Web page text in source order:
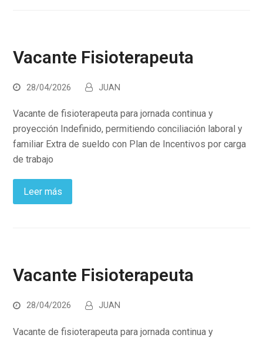
Vacante Fisioterapeuta
28/04/2026 JUAN
Vacante de fisioterapeuta para jornada continua y
proyección Indefinido, permitiendo conciliación laboral y
familiar Extra de sueldo con Plan de Incentivos por carga
de trabajo
Leer más
Vacante Fisioterapeuta
28/04/2026 JUAN
Vacante de fisioterapeuta para jornada continua y